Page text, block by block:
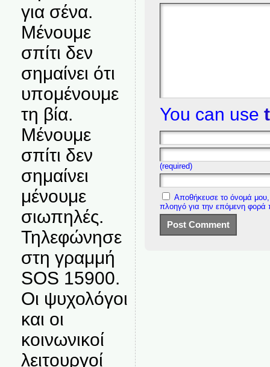
για σένα.
Μένουμε
σπίτι δεν
σημαίνει ότι
υπομένουμε
τη βία.
Μένουμε
σπίτι δεν
σημαίνει
μένουμε
σιωπηλές.
Τηλεφώνησε
στη γραμμή
SOS 15900.
Οι ψυχολόγοι
και οι
κοινωνικοί
λειτουργοί
You can use
(required)
Αποθήκευσε το όνομά μου,
πλοηγό για την επόμενη